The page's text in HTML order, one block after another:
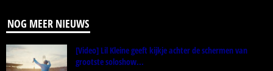
NOG MEER NIEUWS
[Video] Lil Kleine geeft kijkje achter de schermen van
grootste soloshow...